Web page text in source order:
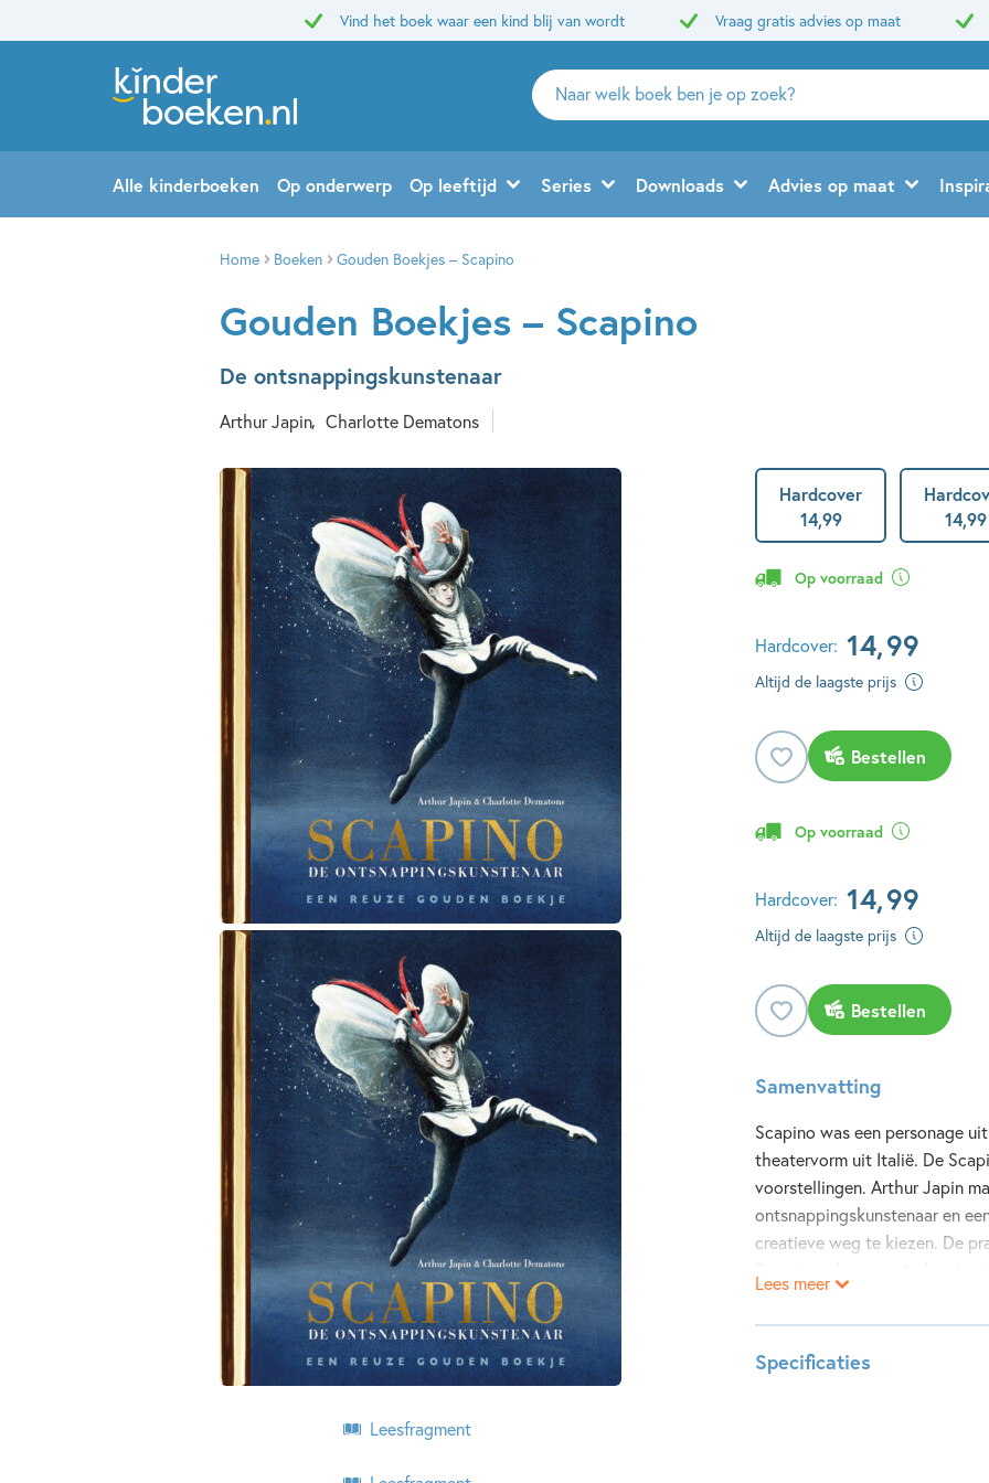
Vind het boek waar een kind blij van wordt Vraag gratis advies op maat
Zoeken
naar
en
uitgevers
Alle kinderboeken Op onderwerp Op leeftijd Series Downloads Advies op maat
Home Boeken Gouden Boekjes – Scapino
Gouden Boekjes – Scapino
De ontsnappingskunstenaar
Arthur Japin Charlotte Dematons
Leesfragment
Hardcover
14,99
14,99
Op voorraad
Hardcover: 14,99
Altijd de laagste prijs
Bestellen
Op voorraad
Hardcover: 14,99
Altijd de laagste prijs
Bestellen
Samenvatting
Scapino was een personage
theatervorm uit Italië. De
voorstellingen. Arthur Japin
ontsnappingskunstenaar en
creatieve weg te kiezen. De
Samen laten ze in dit boek
Lees meer
Specificaties